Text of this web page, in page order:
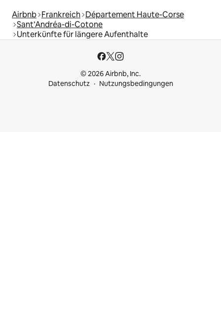
Airbnb Frankreich Département Haute-Corse
Sant’Andréa-di-Cotone
Unterkünfte für längere Aufenthalte
© 2026 Airbnb, Inc.
Datenschutz
Nutzungsbedingungen